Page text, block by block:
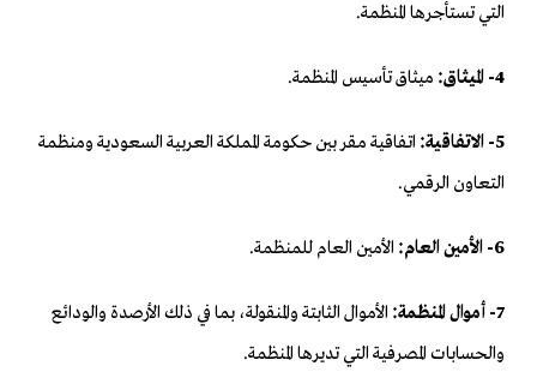
التي تستأجرها المنظمة.
4- الميثاق: ميثاق تأسيس المنظمة.
5- الاتفاقية:
اتفاقية مقر بين حكومة المملكة العربية السعودية ومنظمة
التعاون الرقمي.
6- الأمين العام: الأمين العام للمنظمة.
7- أموال المنظمة:
الأموال الثابتة والمنقولة، بما في ذلك الأرصدة والودائع
والحسابات المصرفية التي تديرها المنظمة.